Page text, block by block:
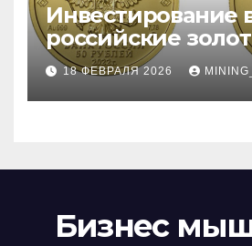
Инвестирование
российские
монеты:
руководство
18 ФЕВРАЛЯ 2026
Бизнес